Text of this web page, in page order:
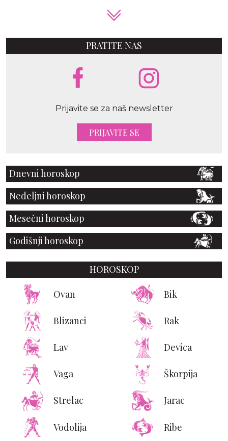
PRATITE NAS
Prijavite se za naš newsletter
PRIJAVITE SE
Dnevni horoskop
Nedeljni horoskop
Mesečni horoskop
Godišnji horoskop
HOROSKOP
Ovan Bik
Blizanci Rak
Lav Devica
Vaga Škorpija
Strelac Jarac
Vodolija Ribe